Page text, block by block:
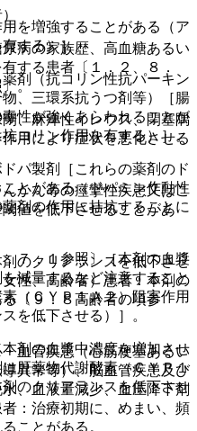
を増強することがある（ア
する）］。
剤（抗コリン性抗パーキン
、三環系抗うつ剤等）［腸
性が強くあらわれることが
コリン作用を有する）］。
パ製剤［これらの薬剤のド
とがある（ドパミン作動性
剤の作用に拮抗することに
７．１参照〕［本剤の血漿
減量するなど注意すること
（ＣＹＰ１Ａ２）阻害作用
を低下させる）］。
剤の血漿中濃度を増加させ
肝薬物代謝酵素（ＣＹＰ１
のクリアランスを低下させ
病の家族歴、高血糖あるい
する患者〔１．２、８．
。
、麻痺性イレウス、閉塞隅
用により症状を悪化させる
かん等の痙攣性疾患又はこ
値を低下させることがあ
のクリアランスを低下させ
性、高齢者）患者：本剤の
〔９．８高齢者の項参
血管疾患（心筋梗塞あるい
異常等）、脳血管疾患及び
、血液量減少、血圧降下剤
：治療初期に、めまい、頻
ことがある。